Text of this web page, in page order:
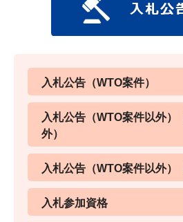
入札公告（WTO案件）
入札公告（WTO案件以外）
外）
入札公告（WTO案件以外）
入札参加資格